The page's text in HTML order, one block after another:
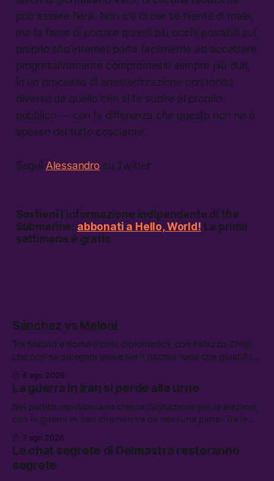
può essere fiera. Non c’è di per sé niente di male,
ma la fame di portare quanti più occhi possibili sul
proprio sito internet porta facilmente ad accettare
progressivamente compromessi sempre più duri,
in un processo di anestetizzazione non molto
diverso da quello che si fa subire al proprio
pubblico — con la differenza che questo non ne è
spesso del tutto cosciente.
Segui Alessandro su Twitter
Sostieni l’informazione indipendente di the
Submarine: abbonati a Hello, World! La prima
settimana è gratis
Sánchez vs Meloni
Tra Madrid e Roma è crisi diplomatica, con Palazzo Chigi
che non sa spiegare quale sia il rischio reale che giustifica
di difesa tra Arabia Saudita, Pakistan e Turchia, la crisi del
carburante irregolare, e un altro caso di IA ribelle
8 ago 2026
La guerra in Iran si perde alle urne
Nel partito repubblicano cresce l’agitazione per le elezioni,
con la guerra in Iran che non va da nessuna parte. Tra le
lavoro, Schlein prova a mettere in sicurezza la coalizione, e
che cos’è lo “Spiralismo,” la religione degli agenti IA
7 ago 2026
Le chat segrete di Delmastro resteranno
segrete